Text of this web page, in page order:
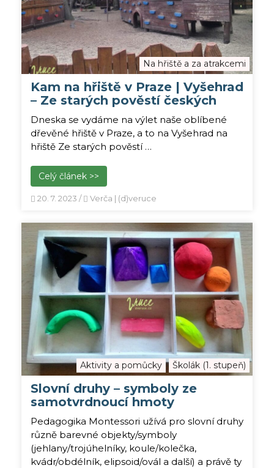
Na hřiště a za atrakcemi
Kam na hřiště v Praze | Vyšehrad
– Ze starých pověstí českých
Dneska se vydáme na výlet naše oblíbené
dřevěné hřiště v Praze, a to na Vyšehrad na
hřiště Ze starých pověstí …
Celý článek >>
20. 7. 2023 / Verča | (d)veruce
Aktivity a pomůcky Školák (1. stupeň)
Slovní druhy – symboly ze
samotvrdnoucí hmoty
Pedagogika Montessori užívá pro slovní druhy
různě barevné objekty/symboly
(jehlany/trojúhelníky, koule/kolečka,
kvádr/obdélník, elipsoid/ovál a další) a právě ty